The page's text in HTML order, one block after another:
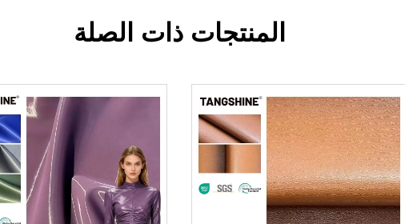
المنتجات ذات الصلة